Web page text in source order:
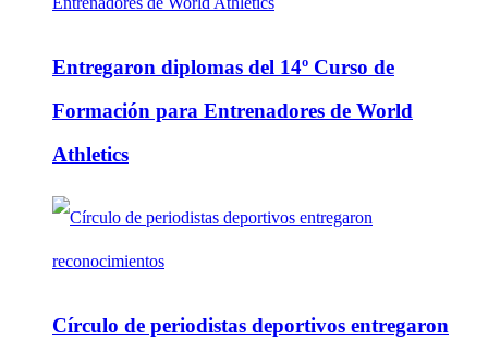
Entregaron diplomas del 14º Curso de
Formación para Entrenadores de World
Athletics
Círculo de periodistas deportivos entregaron